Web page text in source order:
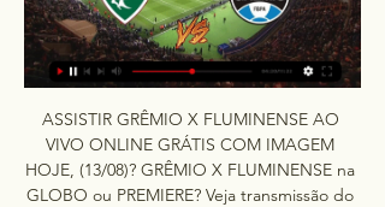
ASSISTIR GRÊMIO X FLUMINENSE AO
VIVO ONLINE GRÁTIS COM IMAGEM
HOJE, (13/08)? GRÊMIO X FLUMINENSE na
GLOBO ou PREMIERE? Veja transmissão do